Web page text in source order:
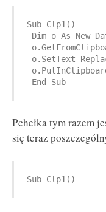
Sub Clp1()
Dim o As New
o.SetText
End Sub
Pchełka tym razem
się teraz
Sub Clp1()